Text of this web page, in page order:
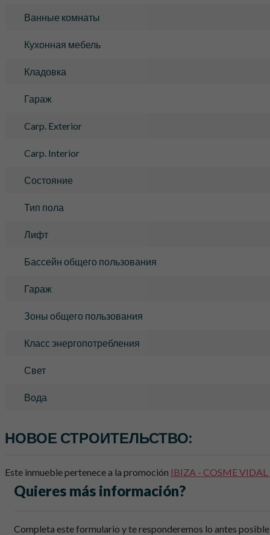
Ванные комнаты
Кухонная мебель
Кладовка
Гараж
Carp. Exterior
Carp. Interior
Состояние
Тип пола
Лифт
Бассейн общего пользования
Гараж
Зоны общего пользования
Класс энергопотребления
Свет
Вода
НОВОЕ СТРОИТЕЛЬСТВО:
Este inmueble pertenece a la promoción IBIZA - COSME VIDAL
Quieres más información?
Completa este formulario y te responderemos lo antes